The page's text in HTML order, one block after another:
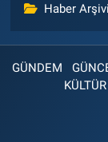
Haber Arşivi
GÜNDEM